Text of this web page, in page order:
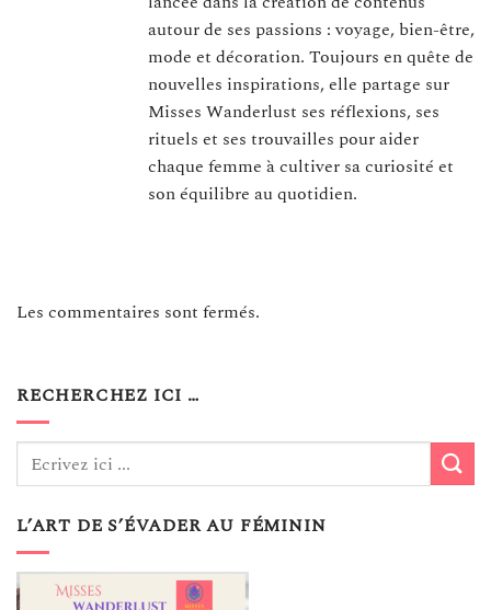
autour de ses passions : voyage, bien-être,
mode et décoration. Toujours en quête de
nouvelles inspirations, elle partage sur
Misses Wanderlust ses réflexions, ses
rituels et ses trouvailles pour aider
chaque femme à cultiver sa curiosité et
son équilibre au quotidien.
Les commentaires sont fermés.
RECHERCHEZ ICI …
L’ART DE S’ÉVADER AU FÉMININ